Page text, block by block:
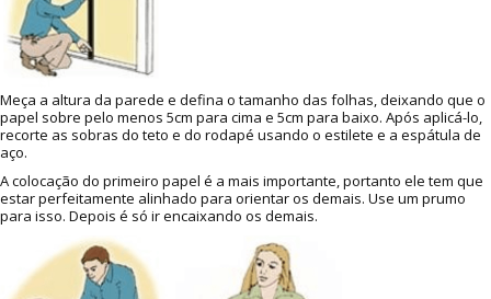
Meça a altura da parede e defina o tamanho das folhas, deixando que o
papel sobre pelo menos 5cm para cima e 5cm para baixo. Após aplicá-lo,
recorte as sobras do teto e do rodapé usando o estilete e a espátula de
aço.
A colocação do primeiro papel é a mais importante, portanto ele tem que
estar perfeitamente alinhado para orientar os demais. Use um prumo
para isso. Depois é só ir encaixando os demais.